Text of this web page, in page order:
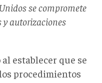
se compromete
autorizaciones
establecer que se
procedimientos